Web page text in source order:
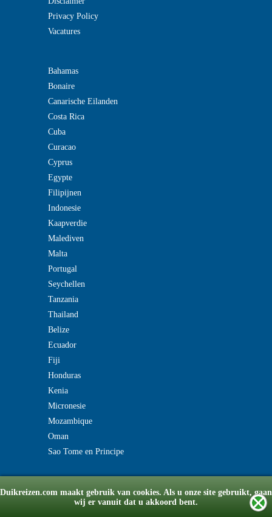
Duikreizen.com maakt gebruik van cookies. Als u onze site gebruikt, gaan
wij er vanuit dat u akkoord bent.
Privacy Policy
Vacatures
Bahamas
Bonaire
Canarische Eilanden
Costa Rica
Cuba
Curacao
Cyprus
Egypte
Filipijnen
Indonesie
Kaapverdie
Malediven
Malta
Portugal
Seychellen
Tanzania
Thailand
Belize
Ecuador
Fiji
Honduras
Kenia
Micronesie
Mozambique
Oman
Sao Tome en Principe
© Copyright 2008-2026 duikreizen.com